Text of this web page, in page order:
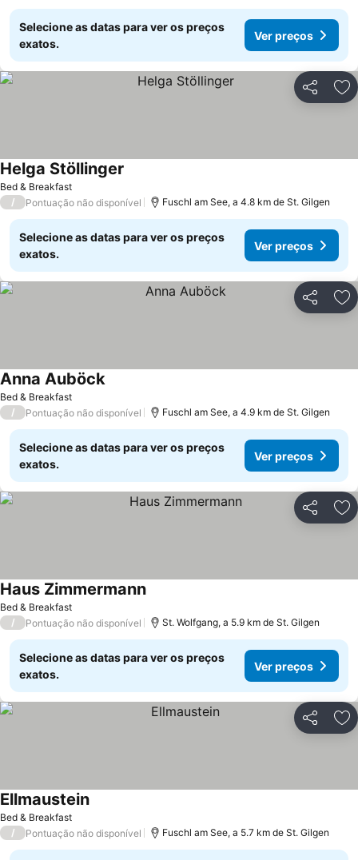
Selecione as datas para ver os preços
exatos.
Ver preços
Partilhar
Bed & Breakfast
Helga Stöllinger
/ Pontuação não disponível Fuschl am See, a 4.8 km de St. Gilgen
Selecione as datas para ver os preços
exatos.
Ver preços
Partilhar
Bed & Breakfast
Anna Auböck
/ Pontuação não disponível Fuschl am See, a 4.9 km de St. Gilgen
Selecione as datas para ver os preços
exatos.
Ver preços
Partilhar
Bed & Breakfast
Haus Zimmermann
/ Pontuação não disponível St. Wolfgang, a 5.9 km de St. Gilgen
Selecione as datas para ver os preços
exatos.
Ver preços
Partilhar
Bed & Breakfast
Ellmaustein
/ Pontuação não disponível Fuschl am See, a 5.7 km de St. Gilgen